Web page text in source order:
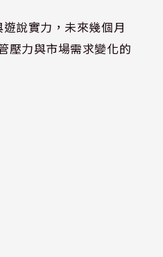
說實力，未來幾個月
壓力與市場需求變化的